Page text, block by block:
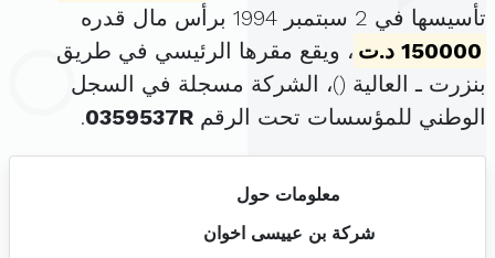
تأسيسها في 2 سبتمبر 1994 برأس مال قدره
150000 د.ت
، ويقع مقرها الرئيسي في طريق
بنزرت ـ العالية ()، الشركة مسجلة في السجل
الوطني للمؤسسات تحت الرقم 0359537R
.
معلومات حول
شركة بن عييسى اخوان